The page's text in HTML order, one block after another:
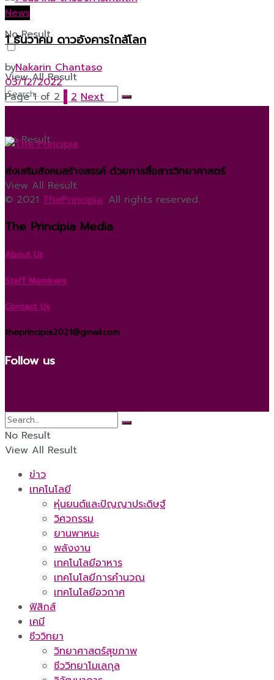
No Result
View All Result
No Result
View All Result
News
1 ธันวาคม ดาวอังคารใกล้โลก
byNakarin Chantaso
03/12/2022
Page 1 of 2 1 2 Next
ส่งเสริมสังคมสร้างสรรค์ ด้วยการสื่อสารวิทยาศาสตร์
© 2021 ThePrincipia. All rights reserved.
The Principia Media
About Us
Staff Members
Contact Us
theprincipia2021@gmail.com
Follow us
No Result
View All Result
ข่าว
เทคโนโลยี
หุ่นยนต์และปัญญาประดิษฐ์
วิศวกรรม
ยานพาหนะ
พลังงาน
เทคโนโลยีอาหาร
เทคโนโลยีการคำนวณ
เทคโนโลยีอวกาศ
ฟิสิกส์
เคมี
ชีววิทยา
วิทยาศาสตร์สุขภาพ
ชีววิทยาโมเลกุล